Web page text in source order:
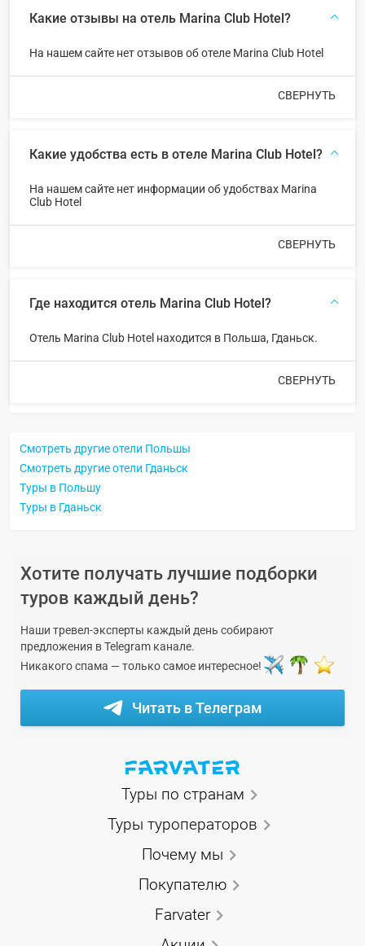
Какие отзывы на отель Marina Club Hotel?
На нашем сайте нет отзывов об отеле Marina Club Hotel
СВЕРНУТЬ
Какие удобства есть в отеле Marina Club Hotel?
На нашем сайте нет информации об удобствах Marina
Club Hotel
СВЕРНУТЬ
Где находится отель Marina Club Hotel?
Отель Marina Club Hotel находится в Польша, Гданьск.
СВЕРНУТЬ
Смотреть другие отели Польшы
Смотреть другие отели Гданьск
Туры в Польшу
Туры в Гданьск
Хотите получать лучшие подборки
туров каждый день?
Наши тревел-эксперты каждый день собирают
предложения в Telegram канале.
Никакого спама — только самое интересное!
Читать в Телеграм
Туры по странам
Туры туроператоров
Почему мы
Покупателю
Farvater